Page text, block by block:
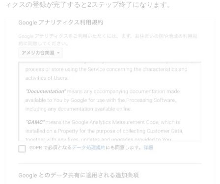
ィクスの登録が完了すると2ステップ終了になります。